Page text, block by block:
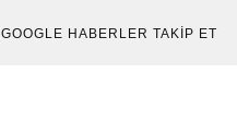
GOOGLE HABERLER TAKIP ET